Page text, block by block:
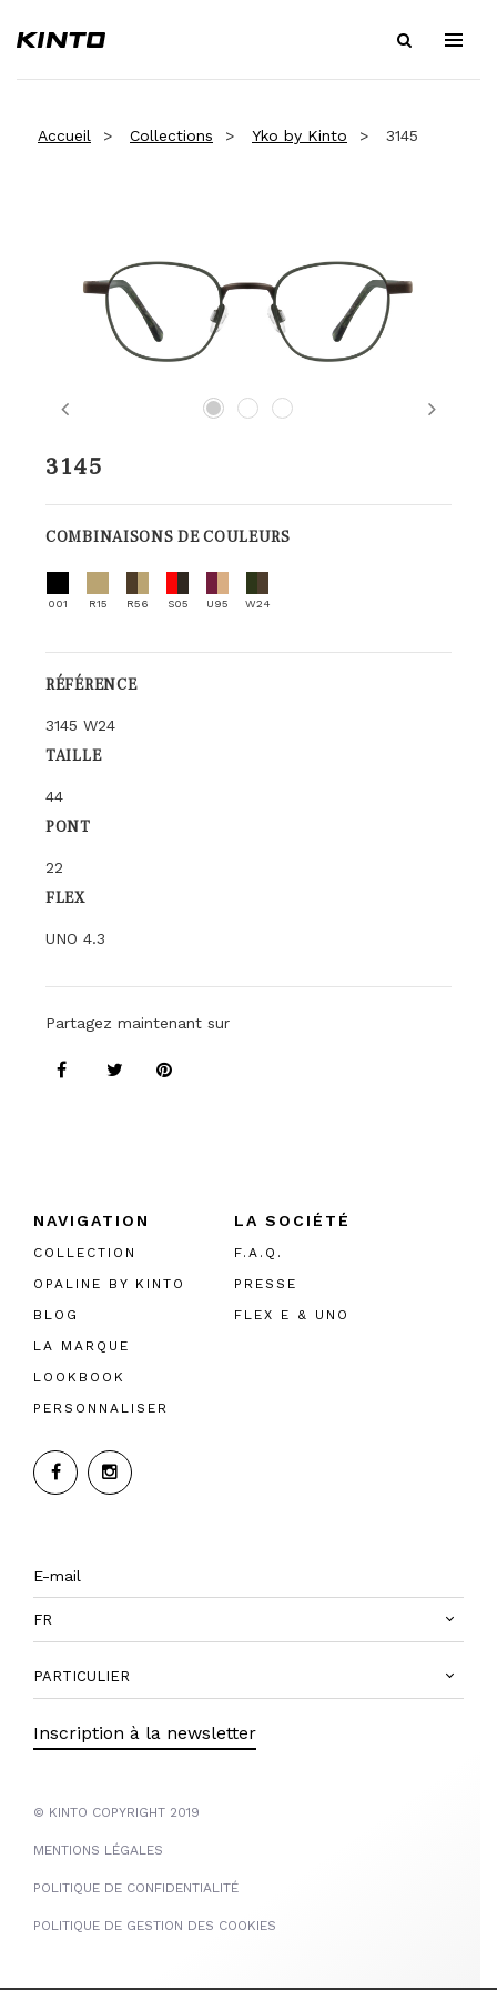
Accueil Collections Yko by Kinto 3145
Previous Next
3145
COMBINAISONS DE COULEURS
001 R15 R56 S05 U95 W24
RÉFÉRENCE
3145 W24
TAILLE
44
PONT
22
FLEX
UNO 4.3
Partagez maintenant sur
NAVIGATION
COLLECTION
OPALINE BY KINTO
BLOG
LA MARQUE
LOOKBOOK
PERSONNALISER
LA SOCIÉTÉ
F.A.Q.
PRESSE
FLEX E & UNO
FR
PARTICULIER
Inscription à la newsletter
© KINTO COPYRIGHT 2019
MENTIONS LÉGALES
POLITIQUE DE CONFIDENTIALITÉ
POLITIQUE DE GESTION DES COOKIES